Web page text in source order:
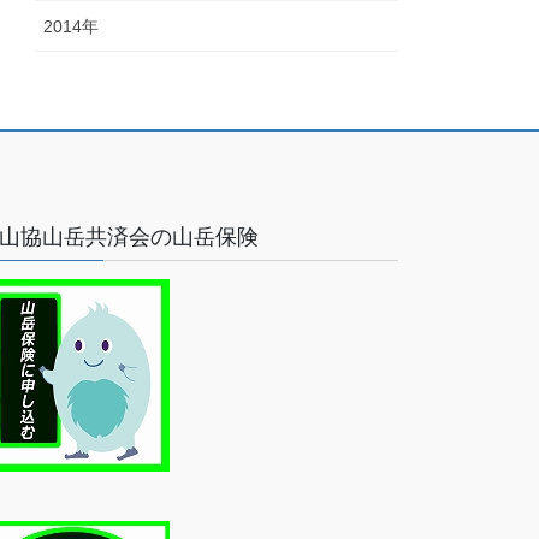
2014年
協山岳共済会の山岳保険